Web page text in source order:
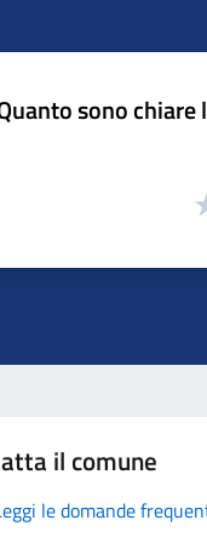
sono
il comune
le domande